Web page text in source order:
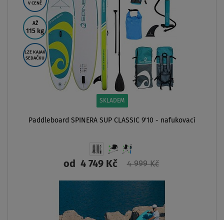
V CENĚ
AŽ
115 kg
LZE KAJAK
SEDAČKU
SKLADEM
Paddleboard SPINERA SUP CLASSIC 9'10 - nafukovací
od4 749 Kč 4 999 Kč